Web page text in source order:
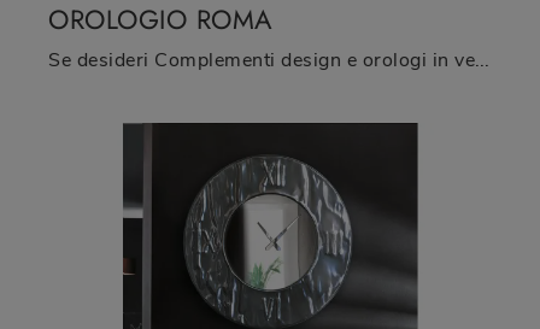
OROLOGIO ROMA
Se desideri Complementi design e orologi in vetro ottieni informazioni sul modello Orologio Roma del marchio Riflessi.